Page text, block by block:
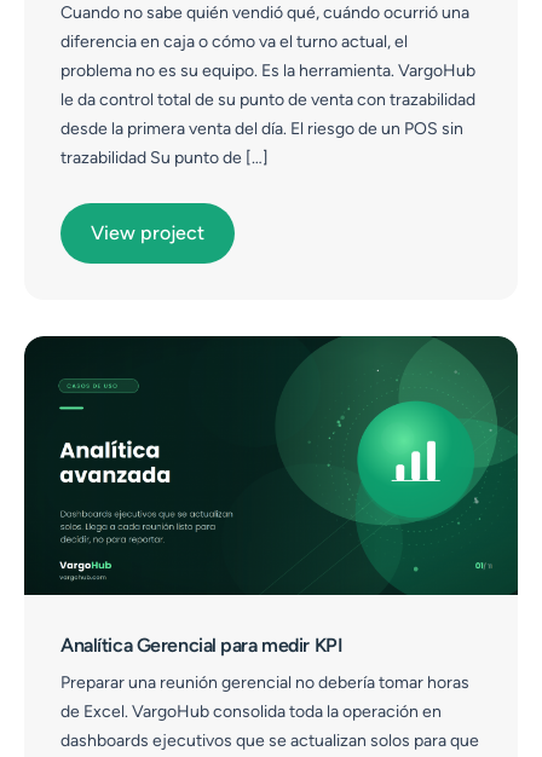
Cuando no sabe quién vendió qué, cuándo ocurrió una
diferencia en caja o cómo va el turno actual, el
problema no es su equipo. Es la herramienta. VargoHub
le da control total de su punto de venta con trazabilidad
desde la primera venta del día. El riesgo de un POS sin
trazabilidad Su punto de […]
View project
Analítica Gerencial para medir KPI
Preparar una reunión gerencial no debería tomar horas
de Excel. VargoHub consolida toda la operación en
dashboards ejecutivos que se actualizan solos para que